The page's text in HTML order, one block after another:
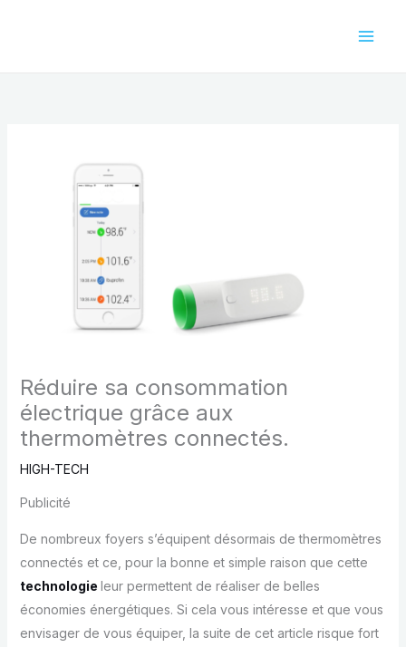
Réduire sa consommation
électrique grâce aux
thermomètres connectés.
HIGH-TECH
Publicité
De nombreux foyers s’équipent désormais de thermomètres
connectés et ce, pour la bonne et simple raison que cette
technologie leur permettent de réaliser de belles
économies énergétiques. Si cela vous intéresse et que vous
envisager de vous équiper, la suite de cet article risque fort